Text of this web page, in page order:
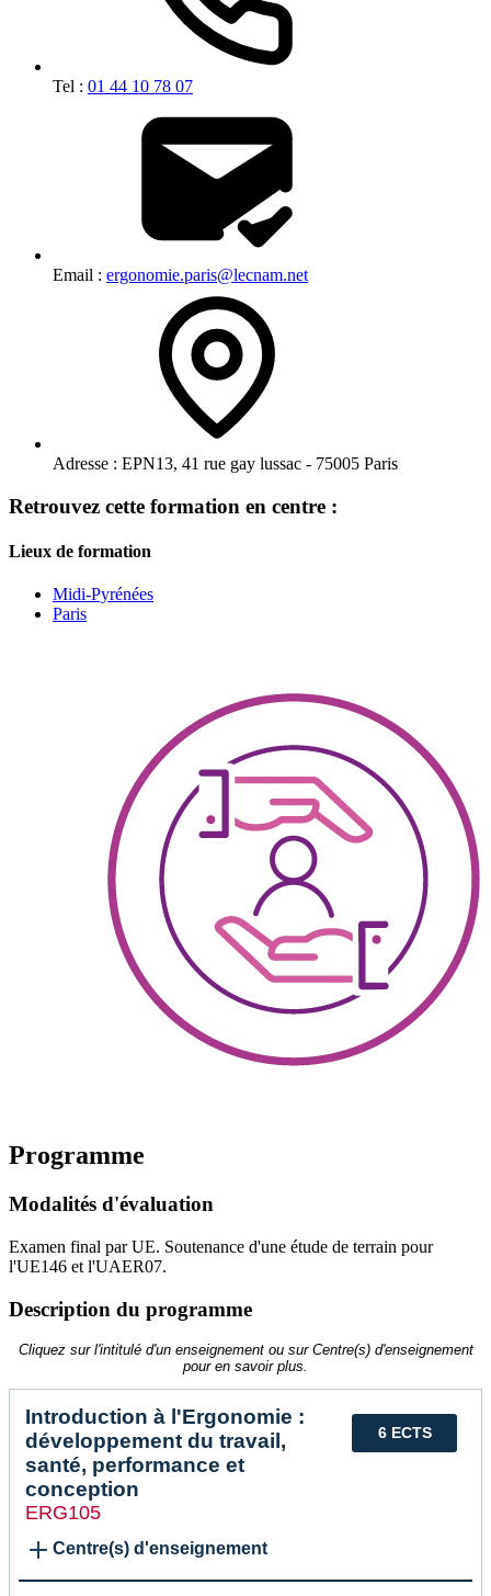
Tel : 01 44 10 78 07
Email : ergonomie.paris@lecnam.net
Adresse : EPN13, 41 rue gay lussac - 75005 Paris
Retrouvez cette formation en centre :
Lieux de formation
Midi-Pyrénées
Paris
Programme
Modalités d'évaluation
Examen final par UE. Soutenance d'une étude de terrain pour
l'UE146 et l'UAER07.
Description du programme
Cliquez sur l'intitulé d'un enseignement ou sur Centre(s) d'enseignement
pour en savoir plus.
6 ECTS
Introduction à l'Ergonomie :
développement du travail,
santé, performance et
conception
ERG105
Centre(s) d'enseignement